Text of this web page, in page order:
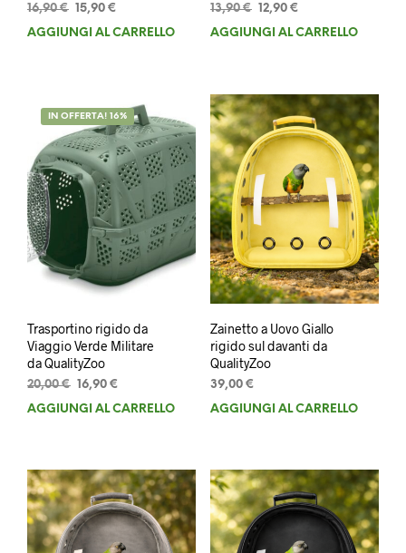
16,90€ Il
prezzo
15,90 €
prezzo
AGGIUNGI AL CARRELLO
13,90€ Il
prezzo
12,90 €Il
prezzo
AGGIUNGI AL CARRELLO
IN OFFERTA! 16%
Trasportino rigido da
Viaggio Verde Militare
da QualityZoo
20,00€ Il16,90 €
AGGIUNGI AL CARRELLO
Zainetto a Uovo Giallo
rigido sul davanti da
QualityZoo
39,00 €
AGGIUNGI AL CARRELLO